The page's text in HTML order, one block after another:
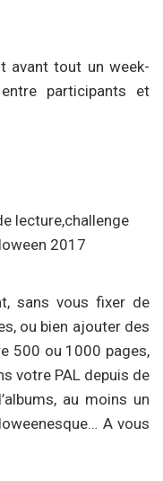
avant tout un week-
participants et
sans vous fixer de
ou bien ajouter des
500 ou 1000 pages,
votre PAL depuis de
au moins un
A vous